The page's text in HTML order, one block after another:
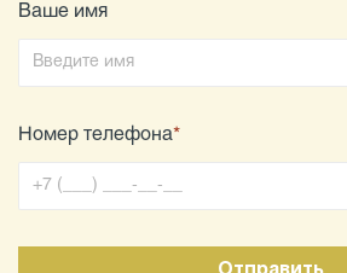
Ваше имя
Номер телефона*